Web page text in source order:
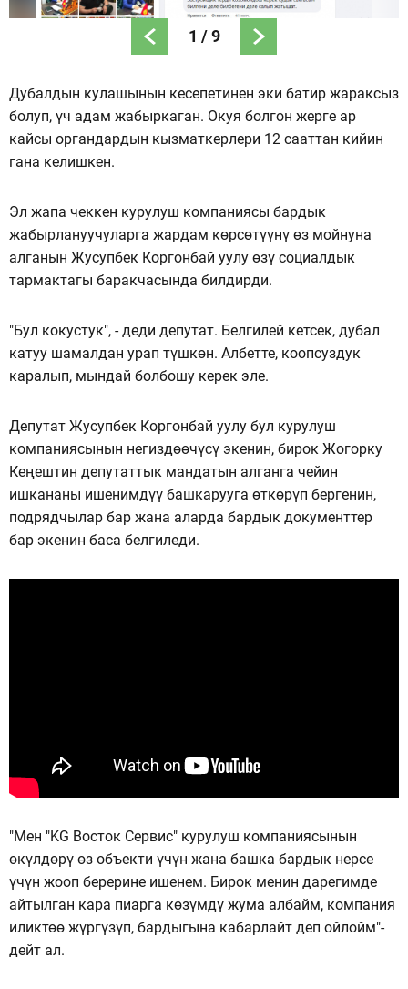
1 /9
Дубалдын кулашынын кесепетинен эки батир жараксыз
болуп, үч адам жабыркаган. Окуя болгон жерге ар
кайсы органдардын кызматкерлери 12 сааттан кийин
гана келишкен.
Эл жапа чеккен курулуш компаниясы бардык
жабырлануучуларга жардам көрсөтүүнү өз мойнуна
алганын Жусупбек Коргонбай уулу өзү социалдык
тармактагы баракчасында билдирди.
"Бул кокустук", - деди депутат. Белгилей кетсек, дубал
катуу шамалдан урап түшкөн. Албетте, коопсуздук
каралып, мындай болбошу керек эле.
Депутат Жусупбек Коргонбай уулу бул курулуш
компаниясынын негиздөөчүсү экенин, бирок Жогорку
Кеңештин депутаттык мандатын алганга чейин
ишкананы ишенимдүү башкарууга өткөрүп бергенин,
подрядчылар бар жана аларда бардык документтер
бар экенин баса белгиледи.
"Мен "KG Восток Сервис" курулуш компаниясынын
өкүлдөрү өз объекти үчүн жана башка бардык нерсе
үчүн жооп берерине ишенем. Бирок менин дарегимде
айтылган кара пиарга көзүмдү жума албайм, компания
иликтөө жүргүзүп, бардыгына кабарлайт деп ойлойм"-
дейт ал.